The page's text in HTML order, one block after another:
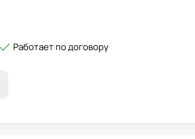
Работает по договору